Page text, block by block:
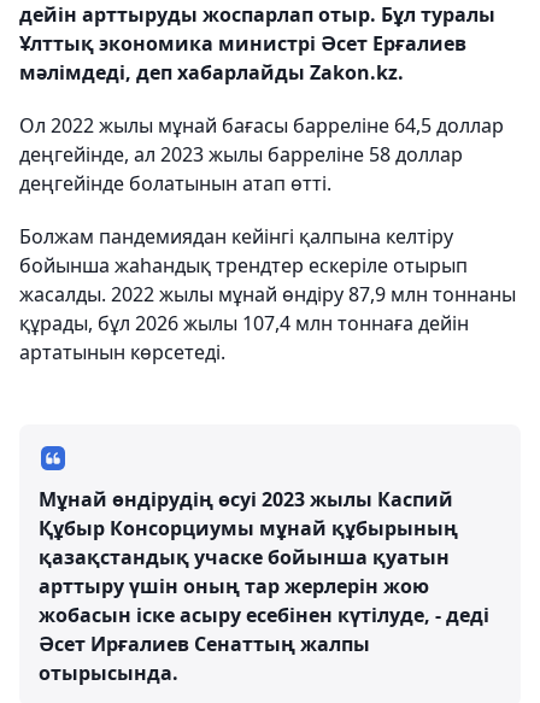
дейін арттыруды жоспарлап отыр. Бұл туралы
Ұлттық экономика министрі Әсет Ерғалиев
мәлімдеді, деп хабарлайды Zakon.kz.
Ол 2022 жылы мұнай бағасы барреліне 64,5 доллар
деңгейінде, ал 2023 жылы барреліне 58 доллар
деңгейінде болатынын атап өтті.
Болжам пандемиядан кейінгі қалпына келтіру
бойынша жаһандық трендтер ескеріле отырып
жасалды. 2022 жылы мұнай өндіру 87,9 млн тоннаны
құрады, бұл 2026 жылы 107,4 млн тоннаға дейін
артатынын көрсетеді.
Мұнай өндірудің өсуі 2023 жылы Каспий
Құбыр Консорциумы мұнай құбырының
қазақстандық учаске бойынша қуатын
арттыру үшін оның тар жерлерін жою
жобасын іске асыру есебінен күтілуде, - деді
Әсет Ирғалиев Сенаттың жалпы
отырысында.